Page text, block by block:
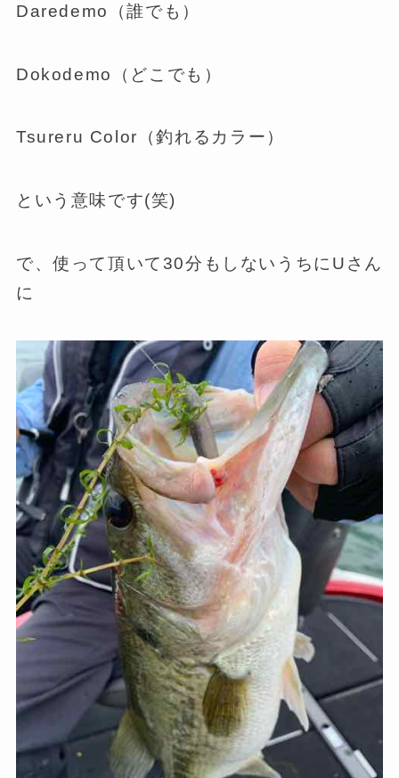
Daredemo（誰でも）
Dokodemo（どこでも）
Tsureru Color（釣れるカラー）
という意味です(笑)
で、使って頂いて30分もしないうちにUさん
に